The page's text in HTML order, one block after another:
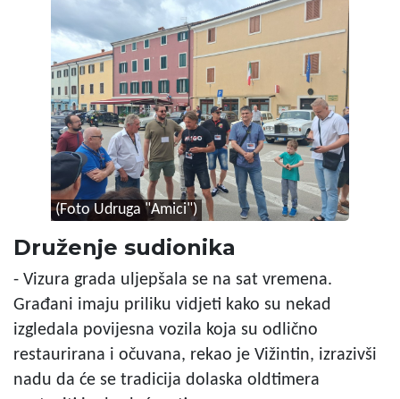
(Foto Udruga "Amici")
Druženje sudionika
- Vizura grada uljepšala se na sat vremena.
Građani imaju priliku vidjeti kako su nekad
izgledala povijesna vozila koja su odlično
restaurirana i očuvana, rekao je Vižintin, izrazivši
nadu da će se tradicija dolaska oldtimera